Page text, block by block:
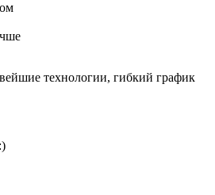
технологии, гибкий график